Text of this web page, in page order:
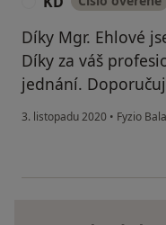
Díky Mgr. Ehlové
Díky za váš
jednání.
3. listopadu 2020 • Fyzio